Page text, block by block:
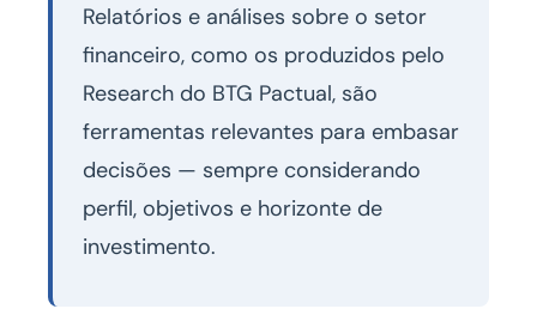
Relatórios e análises sobre o setor
financeiro, como os produzidos pelo
Research do BTG Pactual, são
ferramentas relevantes para embasar
decisões — sempre considerando
perfil, objetivos e horizonte de
investimento.